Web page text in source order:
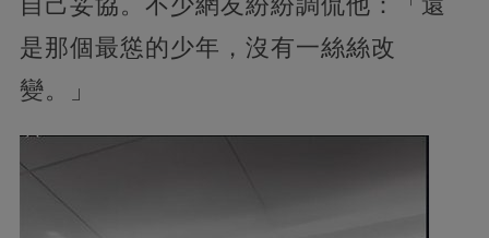
是那個最慫的少年，沒有一絲絲改
變。」